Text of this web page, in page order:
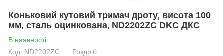
Коньковий кутовий тримач дроту, висота 100
мм, сталь оцинкована, ND2202ZC DKC ДКС
В наявності
Код: ND2202ZC
Роздріб